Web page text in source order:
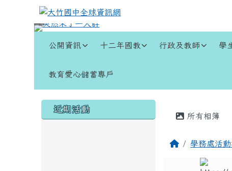
跳至主內容區
大竹國中全球資訊網
公開資訊 十二年國教 行政及教師 學
教育愛心儲蓄專戶
左邊區域內容
近期活動 主內容
所有相簿
回首頁學務處活
頁尾區域